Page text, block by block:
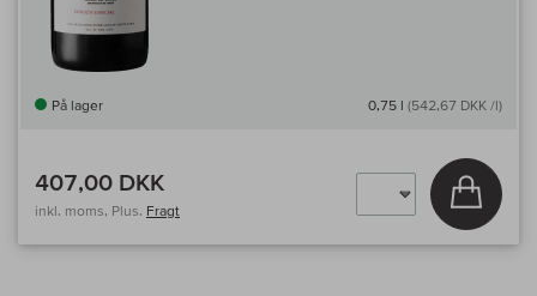
På lager 0,75 l (542,67 DKK /l)
407,00 DKK
inkl. moms, Plus. Fragt
Læg i